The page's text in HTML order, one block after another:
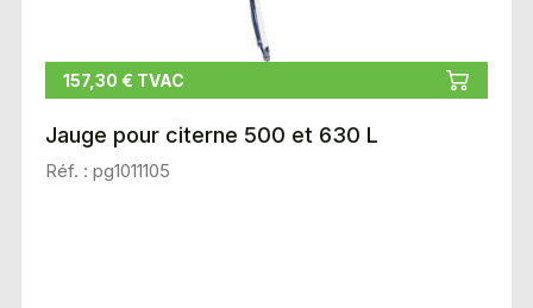
157,30 € TVAC
Jauge pour citerne 500 et 630 L
Réf. : pg1011105